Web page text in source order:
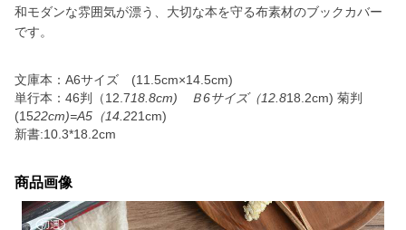
和モダンな雰囲気が漂う、大切な本を守る布素材のブックカバー
です。
文庫本：A6サイズ (11.5cm×14.5cm)
単行本：46判（12.718.8cm) Ｂ6サイズ（12.818.2cm) 菊判
(1522cm)=A5（14.221cm)
新書:10.3*18.2cm
商品画像